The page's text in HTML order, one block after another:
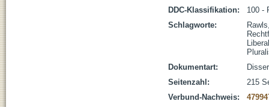
DDC-Klassifikation:
100 -
Schlagworte:
Dokumentart:
Seitenzahl:
215
Verbund-Nachweis: